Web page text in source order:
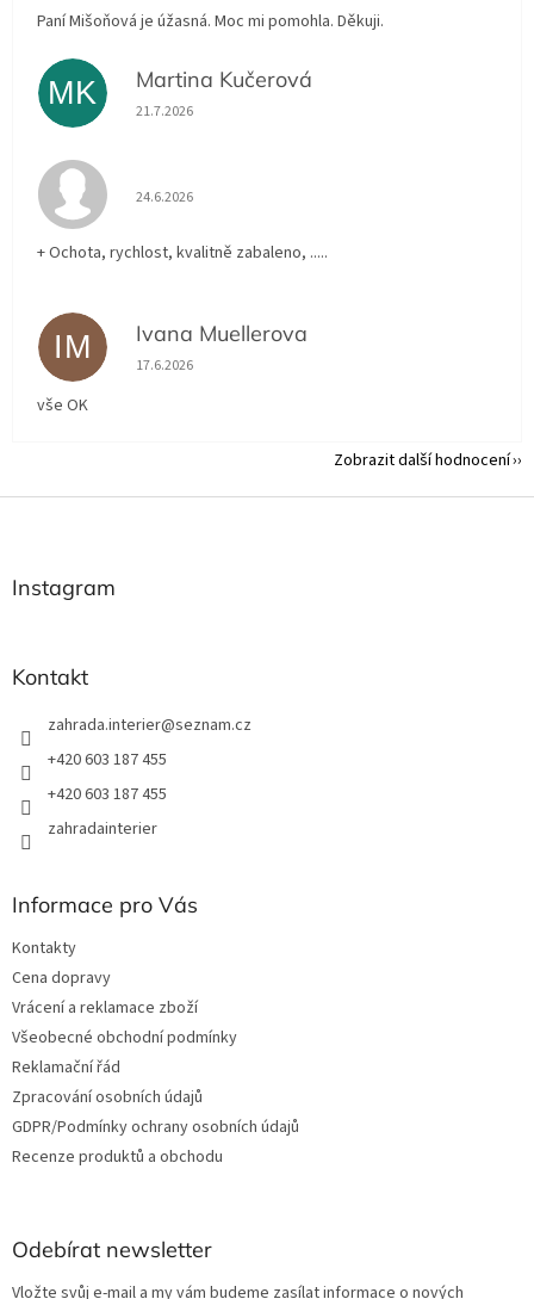
Paní Mišoňová je úžasná. Moc mi pomohla. Děkuji.
MK Martina Kučerová
Hodnocení obchodu je 5 z 5 hvězdiček.
21.7.2026
Hodnocení obchodu je 5 z 5 hvězdiček.
24.6.2026
+ Ochota, rychlost, kvalitně zabaleno, .....
IM Ivana Muellerova
Hodnocení obchodu je 5 z 5 hvězdiček.
17.6.2026
vše OK
Zobrazit další hodnocení
Instagram
Kontakt
zahrada.interier@seznam.cz
+420 603 187 455
+420 603 187 455
zahradainterier
Informace pro Vás
Kontakty
Cena dopravy
Vrácení a reklamace zboží
Všeobecné obchodní podmínky
Reklamační řád
Zpracování osobních údajů
GDPR/Podmínky ochrany osobních údajů
Recenze produktů a obchodu
Odebírat newsletter
Vložte svůj e-mail a my vám budeme zasílat informace o nových